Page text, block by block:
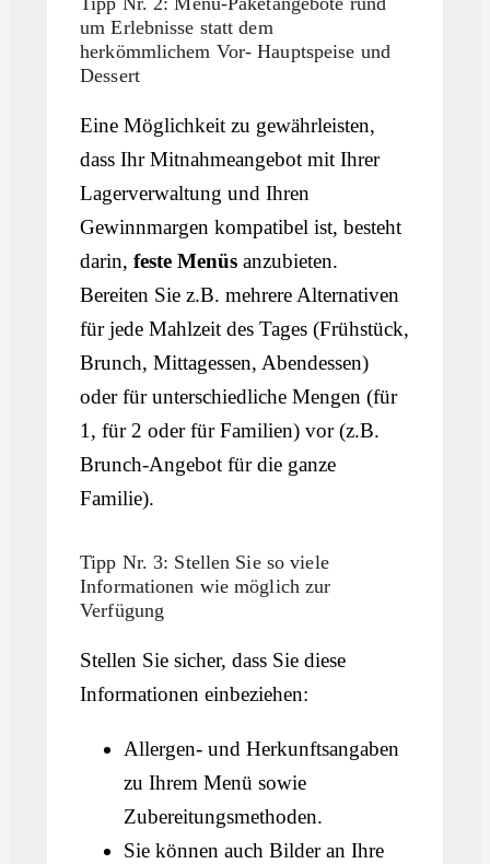
um Erlebnisse statt dem
herkömmlichem Vor- Hauptspeise und
Dessert
Eine Möglichkeit zu gewährleisten,
dass Ihr Mitnahmeangebot mit Ihrer
Lagerverwaltung und Ihren
Gewinnmargen kompatibel ist, besteht
darin,feste Menüs anzubieten.
Bereiten Sie z.B. mehrere Alternativen
für jede Mahlzeit des Tages (Frühstück,
Brunch, Mittagessen, Abendessen)
oder für unterschiedliche Mengen (für
1, für 2 oder für Familien) vor (z.B.
Brunch-Angebot für die ganze
Familie).
Tipp Nr. 3: Stellen Sie so viele
Informationen wie möglich zur
Verfügung
Stellen Sie sicher, dass Sie diese
Informationen einbeziehen:
Allergen- und Herkunftsangaben
zu Ihrem Menü sowie
Zubereitungsmethoden.
Sie können auch Bilder an Ihre